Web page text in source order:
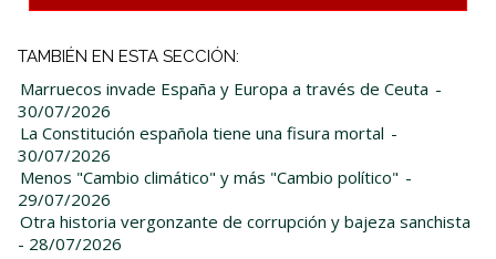
TAMBIÉN EN ESTA SECCIÓN:
Marruecos invade España y Europa a través de Ceuta -
30/07/2026
La Constitución española tiene una fisura mortal -
30/07/2026
Menos "Cambio climático" y más "Cambio político" -
29/07/2026
Otra historia vergonzante de corrupción y bajeza sanchista
- 28/07/2026